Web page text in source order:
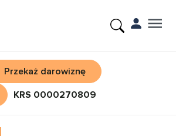
Przekaż darowiznę
KRS 0000270809